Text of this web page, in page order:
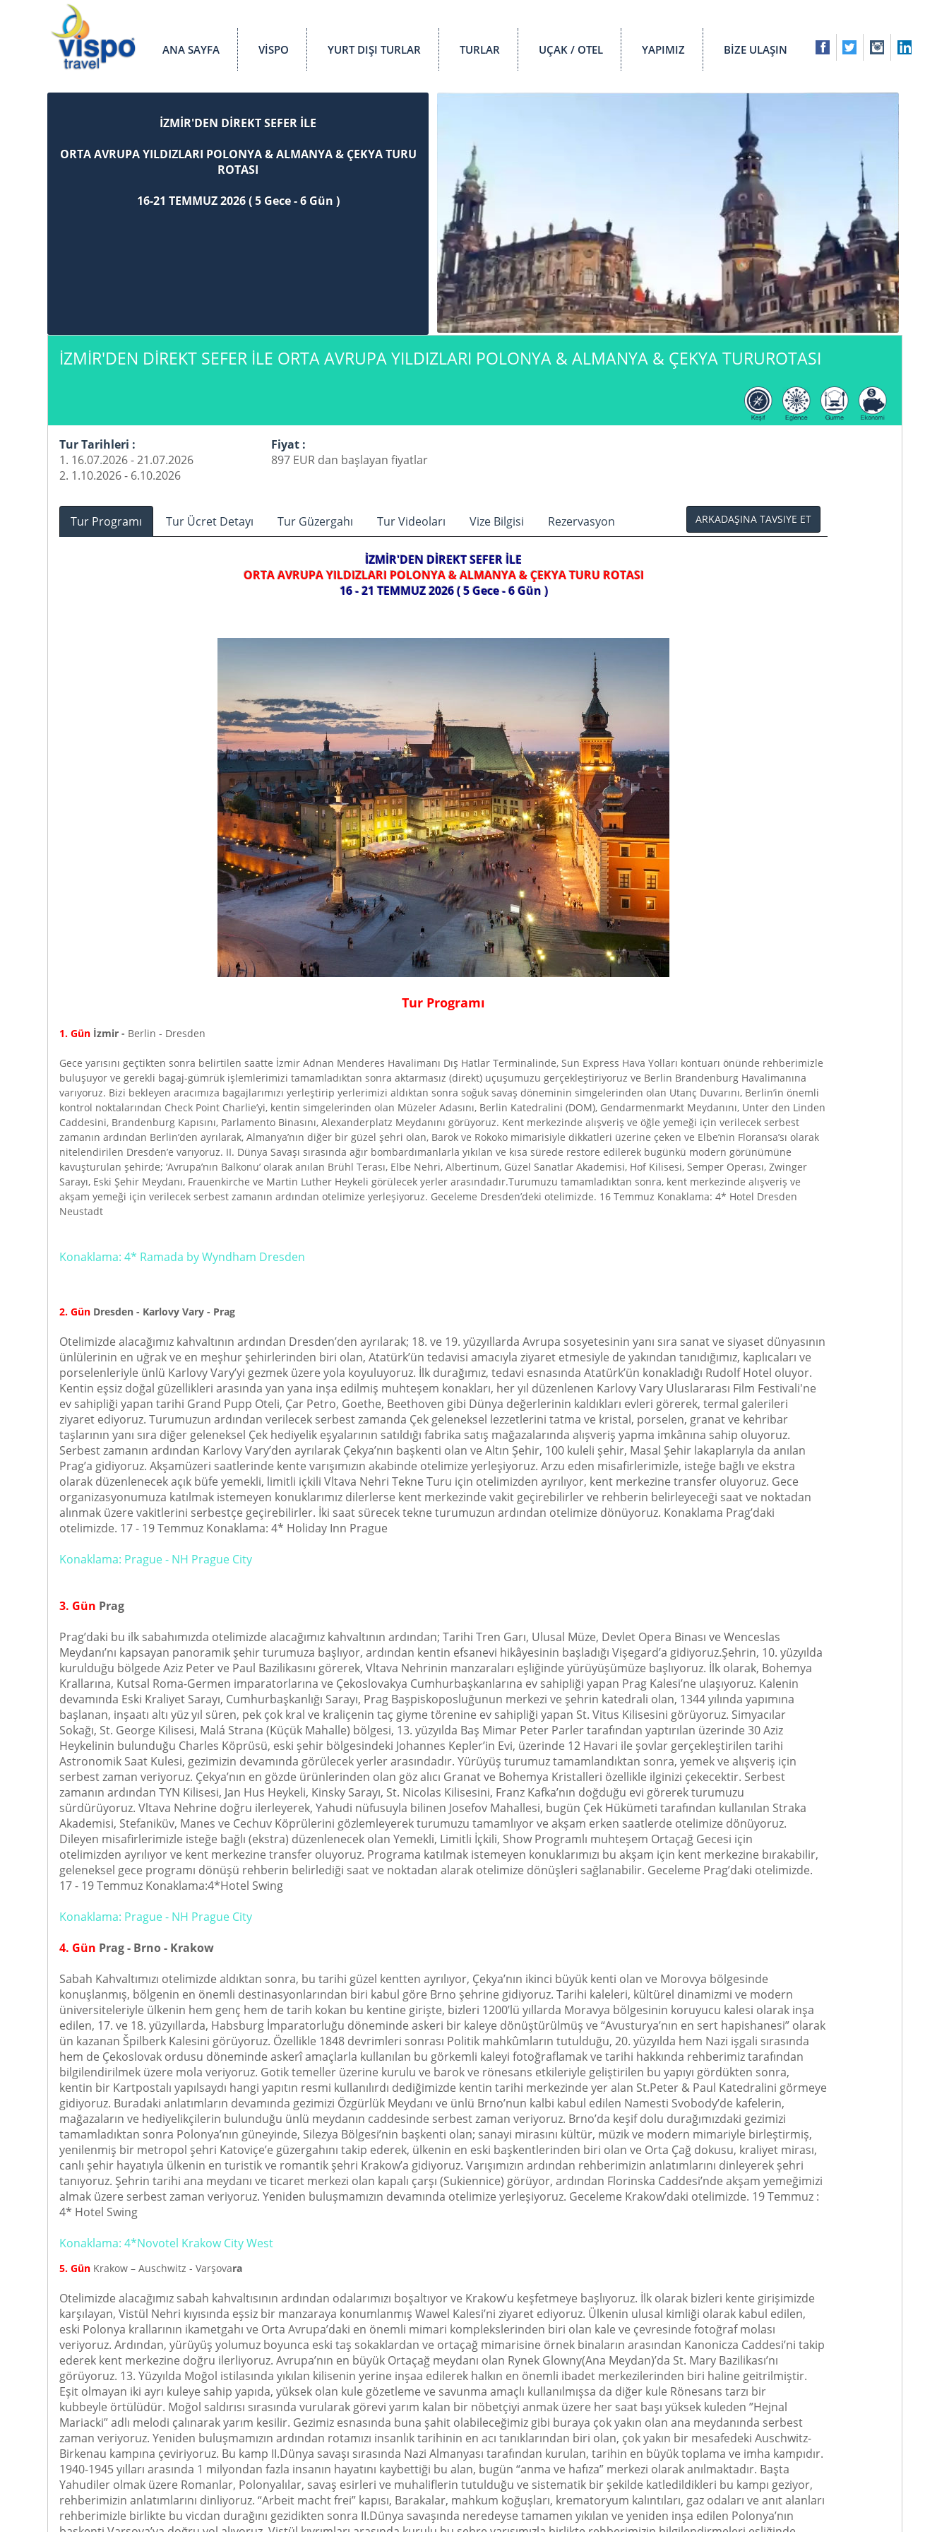
ANA SAYFA VİSPO YURT DIŞI TURLAR TURLAR UÇAK / OTEL YAPIMIZ BİZE ULAŞIN
İZMİR'DEN DİREKT SEFER İLE
ORTA AVRUPA YILDIZLARI POLONYA & ALMANYA & ÇEKYA TURU
ROTASI
16-21 TEMMUZ 2026 ( 5 Gece - 6 Gün )
İZMİR'DEN DİREKT SEFER İLE ORTA AVRUPA YILDIZLARI POLONYA & ALMANYA & ÇEKYA TURUROTASI
Tur Tarihleri :
1. 16.07.2026 - 21.07.2026
2. 1.10.2026 - 6.10.2026
Fiyat :
897 EUR dan başlayan fiyatlar
ARKADAŞINA TAVSIYE ET
Tur Programı Tur Ücret Detayı Tur Güzergahı Tur Videoları Vize Bilgisi Rezervasyon
İZMİR'DEN DİREKT SEFER İLE
ORTA AVRUPA YILDIZLARI POLONYA & ALMANYA & ÇEKYA TURU ROTASI
16 - 21 TEMMUZ 2026 ( 5 Gece - 6 Gün )
Tur Programı
1. Gün İzmir - Berlin - Dresden
Gece yarısını geçtikten sonra belirtilen saatte İzmir Adnan Menderes Havalimanı Dış Hatlar Terminalinde, Sun Express Hava Yolları kontuarı önünde rehberimizle
buluşuyor ve gerekli bagaj-gümrük işlemlerimizi tamamladıktan sonra aktarmasız (direkt) uçuşumuzu gerçekleştiriyoruz ve Berlin Brandenburg Havalimanına
varıyoruz. Bizi bekleyen aracımıza bagajlarımızı yerleştirip yerlerimizi aldıktan sonra soğuk savaş döneminin simgelerinden olan Utanç Duvarını, Berlin’in önemli
kontrol noktalarından Check Point Charlie’yi, kentin simgelerinden olan Müzeler Adasını, Berlin Katedralini (DOM), Gendarmenmarkt Meydanını, Unter den Linden
Caddesini, Brandenburg Kapısını, Parlamento Binasını, Alexanderplatz Meydanını görüyoruz. Kent merkezinde alışveriş ve öğle yemeği için verilecek serbest
zamanın ardından Berlin’den ayrılarak, Almanya’nın diğer bir güzel şehri olan, Barok ve Rokoko mimarisiyle dikkatleri üzerine çeken ve Elbe’nin Floransa’sı olarak
nitelendirilen Dresden’e varıyoruz. II. Dünya Savaşı sırasında ağır bombardımanlarla yıkılan ve kısa sürede restore edilerek bugünkü modern görünümüne
kavuşturulan şehirde; ‘Avrupa’nın Balkonu’ olarak anılan Brühl Terası, Elbe Nehri, Albertinum, Güzel Sanatlar Akademisi, Hof Kilisesi, Semper Operası, Zwinger
Sarayı, Eski Şehir Meydanı, Frauenkirche ve Martin Luther Heykeli görülecek yerler arasındadır.Turumuzu tamamladıktan sonra, kent merkezinde alışveriş ve
akşam yemeği için verilecek serbest zamanın ardından otelimize yerleşiyoruz. Geceleme Dresden’deki otelimizde. 16 Temmuz Konaklama: 4* Hotel Dresden
Neustadt
Konaklama: 4* Ramada by Wyndham Dresden
2. Gün Dresden - Karlovy Vary - Prag
Otelimizde alacağımız kahvaltının ardından Dresden’den ayrılarak; 18. ve 19. yüzyıllarda Avrupa sosyetesinin yanı sıra sanat ve siyaset dünyasının
ünlülerinin en uğrak ve en meşhur şehirlerinden biri olan, Atatürk’ün tedavisi amacıyla ziyaret etmesiyle de yakından tanıdığımız, kaplıcaları ve
porselenleriyle ünlü Karlovy Vary’yi gezmek üzere yola koyuluyoruz. İlk durağımız, tedavi esnasında Atatürk’ün konakladığı Rudolf Hotel oluyor.
Kentin eşsiz doğal güzellikleri arasında yan yana inşa edilmiş muhteşem konakları, her yıl düzenlenen Karlovy Vary Uluslararası Film Festivali'ne
ev sahipliği yapan tarihi Grand Pupp Oteli, Çar Petro, Goethe, Beethoven gibi Dünya değerlerinin kaldıkları evleri görerek, termal galerileri
ziyaret ediyoruz. Turumuzun ardından verilecek serbest zamanda Çek geleneksel lezzetlerini tatma ve kristal, porselen, granat ve kehribar
taşlarının yanı sıra diğer geleneksel Çek hediyelik eşyalarının satıldığı fabrika satış mağazalarında alışveriş yapma imkânına sahip oluyoruz.
Serbest zamanın ardından Karlovy Vary’den ayrılarak Çekya’nın başkenti olan ve Altın Şehir, 100 kuleli şehir, Masal Şehir lakaplarıyla da anılan
Prag’a gidiyoruz. Akşamüzeri saatlerinde kente varışımızın akabinde otelimize yerleşiyoruz. Arzu eden misafirlerimizle, isteğe bağlı ve ekstra
olarak düzenlenecek açık büfe yemekli, limitli içkili Vltava Nehri Tekne Turu için otelimizden ayrılıyor, kent merkezine transfer oluyoruz. Gece
organizasyonumuza katılmak istemeyen konuklarımız dilerlerse kent merkezinde vakit geçirebilirler ve rehberin belirleyeceği saat ve noktadan
alınmak üzere vakitlerini serbestçe geçirebilirler. İki saat sürecek tekne turumuzun ardından otelimize dönüyoruz. Konaklama Prag’daki
otelimizde. 17 - 19 Temmuz Konaklama: 4* Holiday Inn Prague
Konaklama: Prague - NH Prague City
3. Gün Prag
Prag’daki bu ilk sabahımızda otelimizde alacağımız kahvaltının ardından; Tarihi Tren Garı, Ulusal Müze, Devlet Opera Binası ve Wenceslas
Meydanı’nı kapsayan panoramik şehir turumuza başlıyor, ardından kentin efsanevi hikâyesinin başladığı Vişegard’a gidiyoruz.Şehrin, 10. yüzyılda
kurulduğu bölgede Aziz Peter ve Paul Bazilikasını görerek, Vltava Nehrinin manzaraları eşliğinde yürüyüşümüze başlıyoruz. İlk olarak, Bohemya
Krallarına, Kutsal Roma-Germen imparatorlarına ve Çekoslovakya Cumhurbaşkanlarına ev sahipliği yapan Prag Kalesi’ne ulaşıyoruz. Kalenin
devamında Eski Kraliyet Sarayı, Cumhurbaşkanlığı Sarayı, Prag Başpiskoposluğunun merkezi ve şehrin katedrali olan, 1344 yılında yapımına
başlanan, inşaatı altı yüz yıl süren, pek çok kral ve kraliçenin taç giyme törenine ev sahipliği yapan St. Vitus Kilisesini görüyoruz. Simyacılar
Sokağı, St. George Kilisesi, Malá Strana (Küçük Mahalle) bölgesi, 13. yüzyılda Baş Mimar Peter Parler tarafından yaptırılan üzerinde 30 Aziz
Heykelinin bulunduğu Charles Köprüsü, eski şehir bölgesindeki Johannes Kepler’in Evi, üzerinde 12 Havari ile şovlar gerçekleştirilen tarihi
Astronomik Saat Kulesi, gezimizin devamında görülecek yerler arasındadır. Yürüyüş turumuz tamamlandıktan sonra, yemek ve alışveriş için
serbest zaman veriyoruz. Çekya’nın en gözde ürünlerinden olan göz alıcı Granat ve Bohemya Kristalleri özellikle ilginizi çekecektir. Serbest
zamanın ardından TYN Kilisesi, Jan Hus Heykeli, Kinsky Sarayı, St. Nicolas Kilisesini, Franz Kafka’nın doğduğu evi görerek turumuzu
sürdürüyoruz. Vltava Nehrine doğru ilerleyerek, Yahudi nüfusuyla bilinen Josefov Mahallesi, bugün Çek Hükümeti tarafından kullanılan Straka
Akademisi, Stefaniküv, Manes ve Cechuv Köprülerini gözlemleyerek turumuzu tamamlıyor ve akşam erken saatlerde otelimize dönüyoruz.
Dileyen misafirlerimizle isteğe bağlı (ekstra) düzenlenecek olan Yemekli, Limitli İçkili, Show Programlı muhteşem Ortaçağ Gecesi için
otelimizden ayrılıyor ve kent merkezine transfer oluyoruz. Programa katılmak istemeyen konuklarımızı bu akşam için kent merkezine bırakabilir,
geleneksel gece programı dönüşü rehberin belirlediği saat ve noktadan alarak otelimize dönüşleri sağlanabilir. Geceleme Prag’daki otelimizde.
17 - 19 Temmuz Konaklama:4*Hotel Swing
Konaklama: Prague - NH Prague City
4. Gün Prag - Brno - Krakow
Sabah Kahvaltımızı otelimizde aldıktan sonra, bu tarihi güzel kentten ayrılıyor, Çekya’nın ikinci büyük kenti olan ve Morovya bölgesinde
konuşlanmış, bölgenin en önemli destinasyonlarından biri kabul göre Brno şehrine gidiyoruz. Tarihi kaleleri, kültürel dinamizmi ve modern
üniversiteleriyle ülkenin hem genç hem de tarih kokan bu kentine girişte, bizleri 1200’lü yıllarda Moravya bölgesinin koruyucu kalesi olarak inşa
edilen, 17. ve 18. yüzyıllarda, Habsburg İmparatorluğu döneminde askeri bir kaleye dönüştürülmüş ve “Avusturya’nın en sert hapishanesi” olarak
ün kazanan Špilberk Kalesini görüyoruz. Özellikle 1848 devrimleri sonrası Politik mahkûmların tutulduğu, 20. yüzyılda hem Nazi işgali sırasında
hem de Çekoslovak ordusu döneminde askerî amaçlarla kullanılan bu görkemli kaleyi fotoğraflamak ve tarihi hakkında rehberimiz tarafından
bilgilendirilmek üzere mola veriyoruz. Gotik temeller üzerine kurulu ve barok ve rönesans etkileriyle geliştirilen bu yapıyı gördükten sonra,
kentin bir Kartpostalı yapılsaydı hangi yapıtın resmi kullanılırdı dediğimizde kentin tarihi merkezinde yer alan St.Peter & Paul Katedralini görmeye
gidiyoruz. Buradaki anlatımların devamında gezimizi Özgürlük Meydanı ve ünlü Brno’nun kalbi kabul edilen Namesti Svobody’de kafelerin,
mağazaların ve hediyelikçilerin bulunduğu ünlü meydanın caddesinde serbest zaman veriyoruz. Brno’da keşif dolu durağımızdaki gezimizi
tamamladıktan sonra Polonya’nın güneyinde, Silezya Bölgesi’nin başkenti olan; sanayi mirasını kültür, müzik ve modern mimariyle birleştirmiş,
yenilenmiş bir metropol şehri Katoviçe’e güzergahını takip ederek, ülkenin en eski başkentlerinden biri olan ve Orta Çağ dokusu, kraliyet mirası,
canlı şehir hayatıyla ülkenin en turistik ve romantik şehri Krakow’a gidiyoruz. Varışımızın ardından rehberimizin anlatımlarını dinleyerek şehri
tanıyoruz. Şehrin tarihi ana meydanı ve ticaret merkezi olan kapalı çarşı (Sukiennice) görüyor, ardından Florinska Caddesi’nde akşam yemeğimizi
almak üzere serbest zaman veriyoruz. Yeniden buluşmamızın devamında otelimize yerleşiyoruz. Geceleme Krakow’daki otelimizde. 19 Temmuz :
4* Hotel Swing
Konaklama: 4*Novotel Krakow City West
5. Gün Krakow – Auschwitz - Varşovara
Otelimizde alacağımız sabah kahvaltısının ardından odalarımızı boşaltıyor ve Krakow’u keşfetmeye başlıyoruz. İlk olarak bizleri kente girişimizde
karşılayan, Vistül Nehri kıyısında eşsiz bir manzaraya konumlanmış Wawel Kalesi’ni ziyaret ediyoruz. Ülkenin ulusal kimliği olarak kabul edilen,
eski Polonya krallarının ikametgahı ve Orta Avrupa’daki en önemli mimari komplekslerinden biri olan kale ve çevresinde fotoğraf molası
veriyoruz. Ardından, yürüyüş yolumuz boyunca eski taş sokaklardan ve ortaçağ mimarisine örnek binaların arasından Kanonicza Caddesi’ni takip
ederek kent merkezine doğru ilerliyoruz. Avrupa’nın en büyük Ortaçağ meydanı olan Rynek Glowny(Ana Meydan)’da St. Mary Bazilikası’nı
görüyoruz. 13. Yüzyılda Moğol istilasında yıkılan kilisenin yerine inşaa edilerek halkın en önemli ibadet merkezilerinden biri haline geitrilmiştir.
Eşit olmayan iki ayrı kuleye sahip yapıda, yüksek olan kule gözetleme ve savunma amaçlı kullanılmışsa da diğer kule Rönesans tarzı bir
kubbeyle örtülüdür. Moğol saldırısı sırasında vurularak görevi yarım kalan bir nöbetçiyi anmak üzere her saat başı yüksek kuleden ”Hejnal
Mariacki” adlı melodi çalınarak yarım kesilir. Gezimiz esnasında buna şahit olabileceğimiz gibi buraya çok yakın olan ana meydanında serbest
zaman veriyoruz. Yeniden buluşmamızın ardından rotamızı insanlık tarihinin en acı tanıklarından biri olan, çok yakın bir mesafedeki Auschwitz-
Birkenau kampına çeviriyoruz. Bu kamp II.Dünya savaşı sırasında Nazi Almanyası tarafından kurulan, tarihin en büyük toplama ve imha kampıdır.
1940-1945 yılları arasında 1 milyondan fazla insanın hayatını kaybettiği bu alan, bugün “anma ve hafıza” merkezi olarak anılmaktadır. Başta
Yahudiler olmak üzere Romanlar, Polonyalılar, savaş esirleri ve muhaliflerin tutulduğu ve sistematik bir şekilde katledildikleri bu kampı geziyor,
rehberimizin anlatımlarını dinliyoruz. “Arbeit macht frei” kapısı, Barakalar, mahkum koğuşları, krematoryum kalıntıları, gaz odaları ve anıt alanları
rehberimizle birlikte bu vicdan durağını gezidikten sonra II.Dünya savaşında neredeyse tamamen yıkılan ve yeniden inşa edilen Polonya’nın